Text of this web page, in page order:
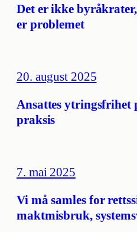
Det er ikke
er problemet
20. august 2025
Ansattes ytringsfrihet
praksis
7. mai 2025
Vi må samles for
maktmisbruk,